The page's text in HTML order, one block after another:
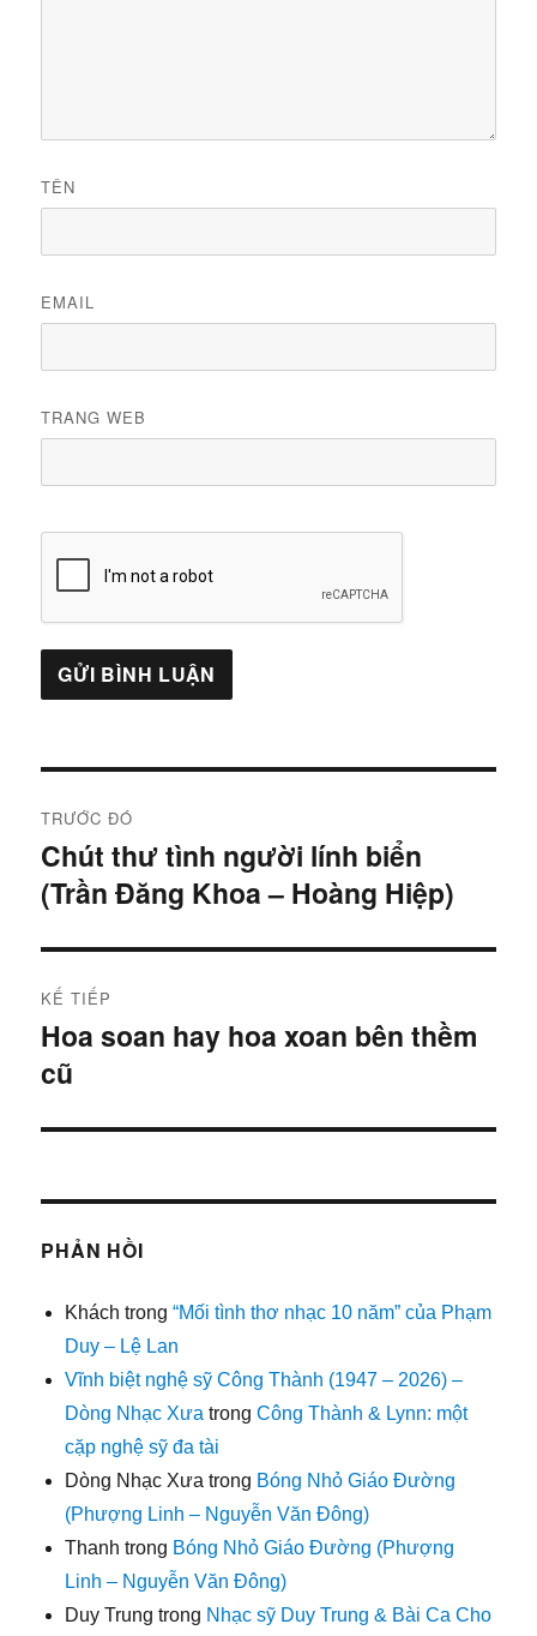
TÊN
EMAIL
TRANG WEB
hướng
bài
viết
TRƯỚC ĐÓ
Bài
trước:
Chút thư tình người lính biển
(Trần Đăng Khoa – Hoàng Hiệp)
KẾ TIẾP
Bài
tiếp:
Hoa soan hay hoa xoan bên thềm
cũ
PHẢN HỒI
Khách trong“Mối tình thơ nhạc 10 năm” của Phạm
Duy – Lệ Lan
Vĩnh biệt nghệ sỹ Công Thành (1947 – 2026) –
Dòng Nhạc Xưa trongCông Thành & Lynn: một
cặp nghệ sỹ đa tài
Dòng Nhạc Xưa trong Bóng Nhỏ Giáo Đường
(Phượng Linh – Nguyễn Văn Đông)
Thanh trong Bóng Nhỏ Giáo Đường (Phượng
Linh – Nguyễn Văn Đông)
Duy Trung trong Nhạc sỹ Duy Trung & Bài Ca Cho